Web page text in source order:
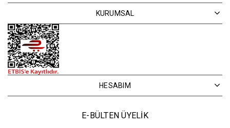
KURUMSAL
HESABIM
E-BÜLTEN ÜYELİK